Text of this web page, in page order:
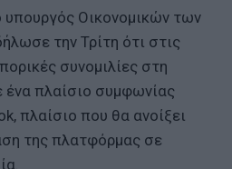
Οικονομικών των
την Τρίτη ότι στις
συνομιλίες στη
ένα πλαίσιο συμφωνίας
πλαίσιο που θα ανοίξει
της πλατφόρμας σε